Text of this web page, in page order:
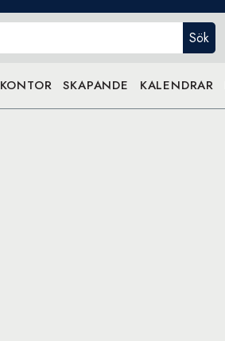
Sök
KONTOR SKAPANDE KALENDRAR